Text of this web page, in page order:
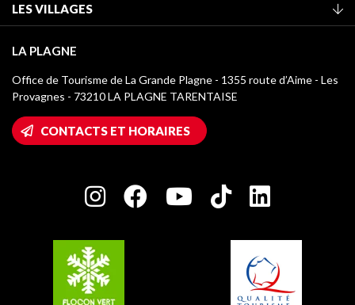
Classement des meublés
Taxe de séjour
Médiathèque
Logos La Plagne
Accès Wifi
Maison des Propriétaires
Charte des Acteurs Engagés
LES VILLAGES
Montchavin - Les Coches
Champagny-en-Vanoise
Plagne 1800
Plagne Villages
Plagne Aime 2000
LA PLAGNE
Office de Tourisme de La Grande Plagne - 1355 route d’Aime - Les
Provagnes - 73210 LA PLAGNE TARENTAISE
CONTACTS ET HORAIRES